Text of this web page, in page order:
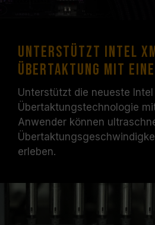
Unterstützt Intel
Übertaktung mit
Unterstützt die neueste Intel
Übertaktungstechnologie
Anwender können
erleben.